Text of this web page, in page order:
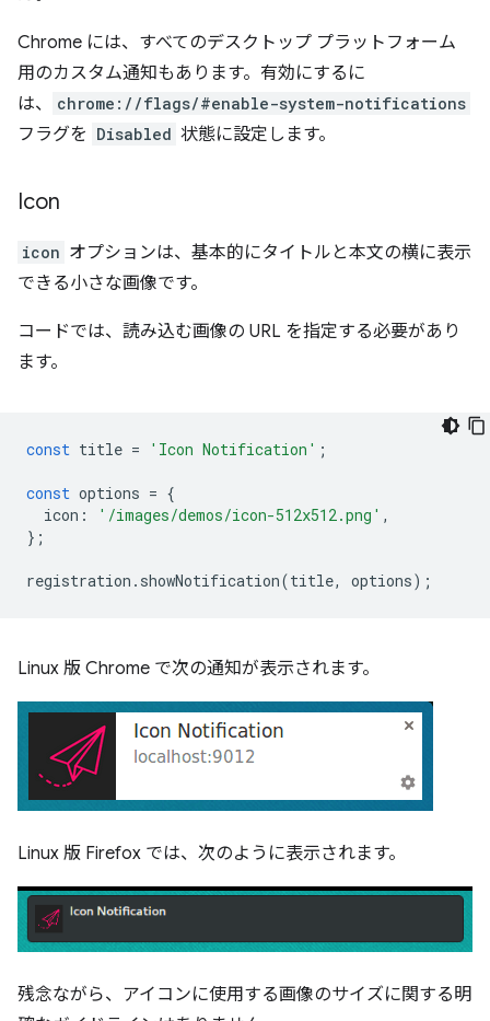
Chrome には、すべてのデスクトップ プラットフォーム
用のカスタム通知もあります。有効にするに
は、
chrome://flags/#enable-system-notifications
フラグを Disabled 状態に設定します。
Icon
icon オプションは、基本的にタイトルと本文の横に表示
できる小さな画像です。
コードでは、読み込む画像の URL を指定する必要があり
ます。
const title = 'Icon Notification' ;
const options = {
icon : '/images/demos/icon-512x512.png' ,
};
registration . showNotification(title, options);
Linux 版 Chrome で次の通知が表示されます。
Linux 版 Firefox では、次のように表示されます。
残念ながら、アイコンに使用する画像のサイズに関する明